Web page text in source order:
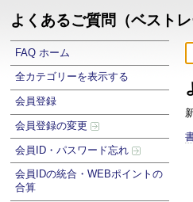
よくあるご質問（ベストレ
FAQ ホーム
全カテゴリーを表示する
会員登録
会員登録の変更
会員ID・パスワード忘れ
会員IDの統合・WEBポイントの
合算